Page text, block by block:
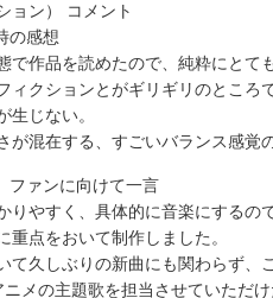
ョン） コメント
の感想
で作品を読めたので、純粋にとて
ィクションとがギリギリのところ
生じない。
が混在する、すごいバランス感覚
ファンに向けて一言
りやすく、具体的に音楽にするの
重点をおいて制作しました。
て久しぶりの新曲にも関わらず
メの主題歌を担当させていただ